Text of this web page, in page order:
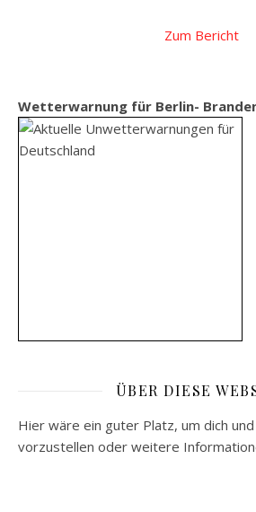
Zum Bericht
Wetterwarnung für Berlin-
ÜBER DIESE
Hier wäre ein guter Platz, um dich
vorzustellen oder weitere